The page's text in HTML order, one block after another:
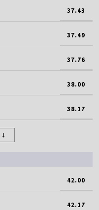
37.43
37.49
37.76
38.00
38.17
42.00
42.17